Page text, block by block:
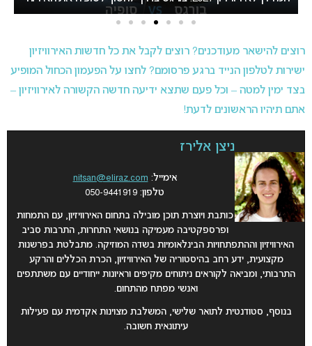
רוצים להישאר מעודכנים? רוצים לקבל את כל חדשות האירוויזיון
ישירות לטלפון הנייד ברגע פרסומם? לחצו על הפעמון הכחול המופיע
בצד ימין למטה – וכל פעם שתצא ידיעה חדשה הקשורה לאירוויזיון –
אתם תיהיו הראשונים לדעת!
ניצן אלירז
אימייל: nitsan@eliraz.com
טלפון: 050-9441919
כותבת ויוצרת תוכן מובילה בתחום האירוויזיון, עם התמחות
ופרספקטיבה מעמיקה בנושאי התחרות, התרבות סביב
האירוויזיון וההתפתחויות הבינלאומיות בשדה המוזיקה. מתבלטת בפרשנות
מקצועית, ידע רחב בהיסטוריה של האירוויזיון, הכרת הכללים והרקע
התרבותי, ומביאה לקוראים ניתוחים מקיפים וראיונות ייחודיים עם משתתפים
ואנשי מפתח מהתחום.
בנוסף, סטודנטית לתואר שלישי, המשלבת מצוינות אקדמית עם פעילות
עיתונאית חשובה.